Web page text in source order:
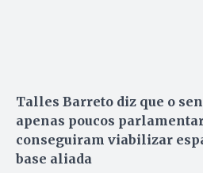
Talles Barreto diz que o
apenas poucos
conseguiram viabilizar
base aliada